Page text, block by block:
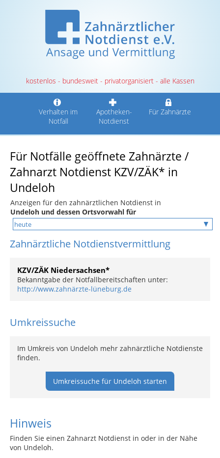
kostenlos - bundesweit - privatorganisiert - alle Kassen
Verhalten im
Notfall
Apotheken-
Notdienst
Für Zahnärzte
Für Notfälle geöffnete Zahnärzte /
Zahnarzt Notdienst KZV/ZÄK* in
Undeloh
Anzeigen für den zahnärztlichen Notdienst in
Undeloh und dessen Ortsvorwahl für
Zahnärztliche Notdienstvermittlung
KZV/ZÄK Niedersachsen*
Bekanntgabe der Notfallbereitschaften unter:
http://www.zahnärzte-lüneburg.de
Umkreissuche
Im Umkreis von Undeloh mehr zahnärztliche Notdienste
finden.
Umkreissuche für Undeloh starten
Hinweis
Finden Sie einen Zahnarzt Notdienst in oder in der Nähe
von Undeloh.